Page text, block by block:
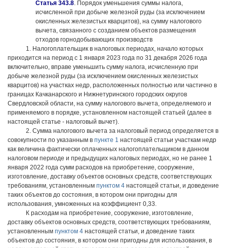
Статья 343.8. Порядок уменьшения суммы налога,
исчисленной при добыче железной руды (за исключением
окисленных железистых кварцитов), на сумму налогового
вычета, связанного с созданием объектов размещения
отходов горнодобывающих производств
1. Налогоплательщик в налоговых периодах, начало которых
приходится на период с 1 января 2023 года по 31 декабря 2026 года
включительно, вправе уменьшить сумму налога, исчисленную при
добыче железной руды (за исключением окисленных железистых
кварцитов) на участках недр, расположенных полностью или частично в
границах Качканарского и Нижнетуринского городских округов
Свердловской области, на сумму налогового вычета, определяемого и
применяемого в порядке, установленном настоящей статьей (далее в
настоящей статье - налоговый вычет).
2. Сумма налогового вычета за налоговый период определяется в
совокупности по указанным в пункте 1 настоящей статьи участкам недр
как величина фактически оплаченных налогоплательщиком в данном
налоговом периоде и предыдущих налоговых периодах, но не ранее 1
января 2022 года сумм расходов на приобретение, сооружение,
изготовление, доставку объектов основных средств, соответствующих
требованиям, установленным пунктом 4 настоящей статьи, и доведение
таких объектов до состояния, в котором они пригодны для
использования, умноженных на коэффициент 0,33.
К расходам на приобретение, сооружение, изготовление,
доставку объектов основных средств, соответствующих требованиям,
установленным пунктом 4 настоящей статьи, и доведение таких
объектов до состояния, в котором они пригодны для использования, в